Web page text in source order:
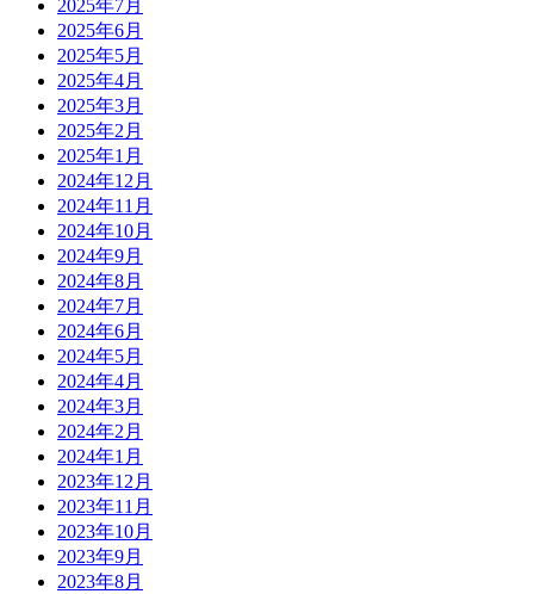
2025年7月
2025年6月
2025年5月
2025年4月
2025年3月
2025年2月
2025年1月
2024年12月
2024年11月
2024年10月
2024年9月
2024年8月
2024年7月
2024年6月
2024年5月
2024年4月
2024年3月
2024年2月
2024年1月
2023年12月
2023年11月
2023年10月
2023年9月
2023年8月